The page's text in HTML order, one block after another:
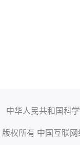
中华人民共和国科
版权所有 中国互联